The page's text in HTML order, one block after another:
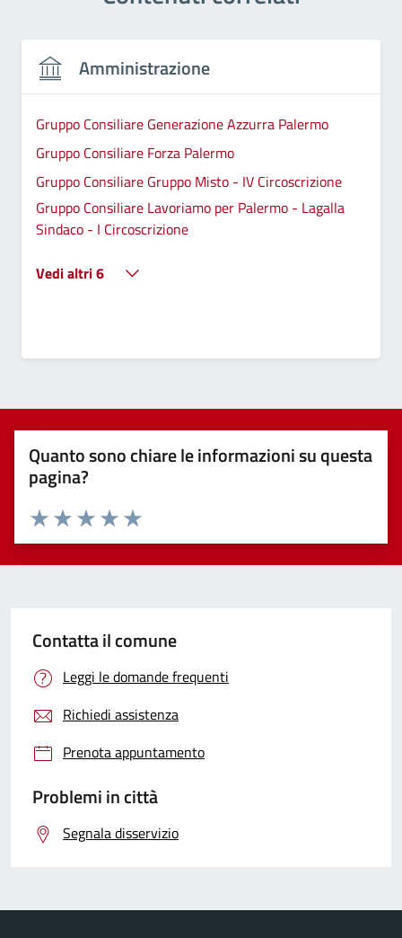
Amministrazione
Gruppo Consiliare Generazione Azzurra Palermo
Gruppo Consiliare Forza Palermo
Gruppo Consiliare Gruppo Misto - IV Circoscrizione
Gruppo Consiliare Lavoriamo per Palermo - Lagalla
Sindaco - I Circoscrizione
Vedi altri 6
Quanto sono chiare le informazioni su questa
pagina?
Valuta 5 stelle su 5
Valuta 4 stelle su 5
Valuta 3 stelle su 5
Valuta 2 stelle su 5
Valuta 1 stelle su 5
Contatta il comune
Leggi le domande frequenti
Richiedi assistenza
Prenota appuntamento
Problemi in città
Segnala disservizio